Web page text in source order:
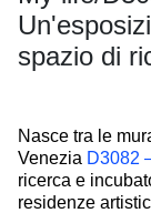
spazio di
Nasce tra le
Venezia D3082
ricerca e
residenze